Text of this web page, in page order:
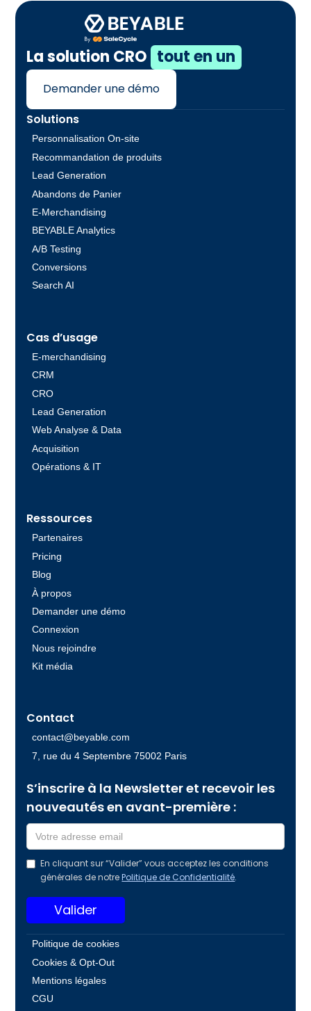
La solution CRO tout en un
Demander une démo
Solutions
Personnalisation On-site
Recommandation de produits
Lead Generation
Abandons de Panier
E-Merchandising
BEYABLE Analytics
A/B Testing
Conversions
Search AI
Cas d’usage
E-merchandising
CRM
CRO
Lead Generation
Web Analyse & Data
Acquisition
Opérations & IT
Ressources
Partenaires
Pricing
Blog
À propos
Demander une démo
Connexion
Nous rejoindre
Kit média
Contact
contact@beyable.com
7, rue du 4 Septembre 75002 Paris
S’inscrire à la Newsletter et recevoir les
nouveautés en avant-première :
En cliquant sur “Valider” vous acceptez les conditions
générales de notrePolitique de Confidentialité.
Politique de cookies
Cookies & Opt-Out
Mentions légales
CGU